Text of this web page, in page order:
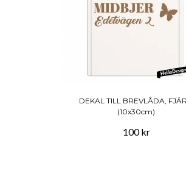
DEKAL TILL BREVLÅDA,
(10x30cm)
100 kr